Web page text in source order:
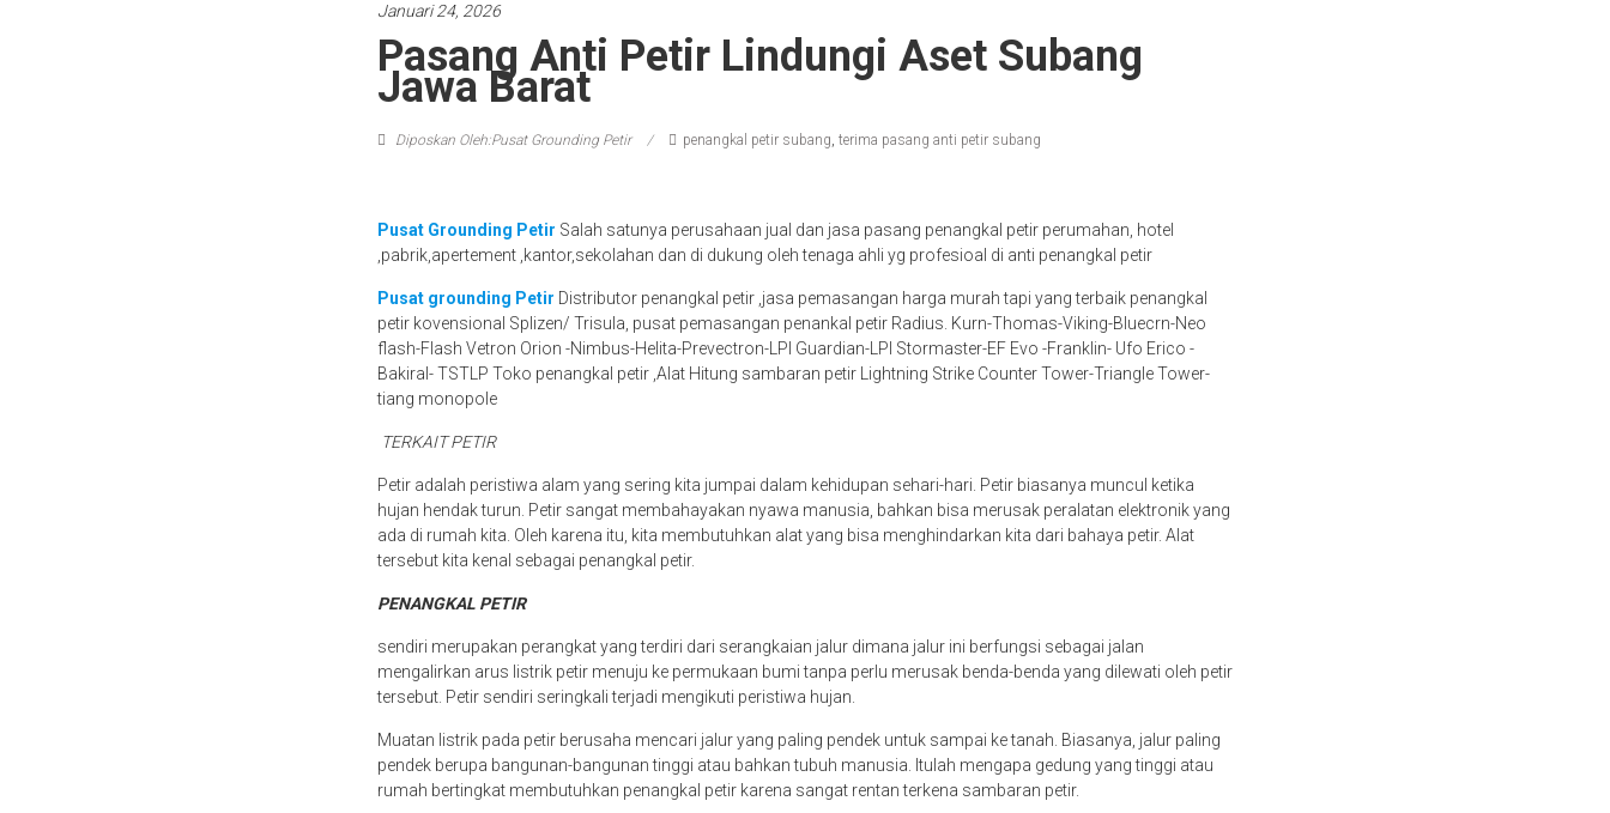
Januari 24, 2026
Pasang Anti Petir Lindungi Aset Subang
Jawa Barat
Diposkan Oleh:Pusat Grounding Petir penangkal petir subang, terima pasang anti petir subang
Pusat Grounding Petir Salah satunya perusahaan jual dan jasa pasang penangkal petir perumahan, hotel
,pabrik,apertement ,kantor,sekolahan dan di dukung oleh tenaga ahli yg profesioal di anti penangkal petir
Pusat grounding Petir Distributor penangkal petir ,jasa pemasangan harga murah tapi yang terbaik penangkal
petir kovensional Splizen/ Trisula, pusat pemasangan penankal petir Radius. Kurn-Thomas-Viking-Bluecrn-Neo
flash-Flash Vetron Orion -Nimbus-Helita-Prevectron-LPI Guardian-LPI Stormaster-EF Evo -Franklin- Ufo Erico -
Bakiral- TSTLP Toko penangkal petir ,Alat Hitung sambaran petir Lightning Strike Counter Tower-Triangle Tower-
tiang monopole
TERKAIT PETIR
Petir adalah peristiwa alam yang sering kita jumpai dalam kehidupan sehari-hari. Petir biasanya muncul ketika
hujan hendak turun. Petir sangat membahayakan nyawa manusia, bahkan bisa merusak peralatan elektronik yang
ada di rumah kita. Oleh karena itu, kita membutuhkan alat yang bisa menghindarkan kita dari bahaya petir. Alat
tersebut kita kenal sebagai penangkal petir.
PENANGKAL PETIR
sendiri merupakan perangkat yang terdiri dari serangkaian jalur dimana jalur ini berfungsi sebagai jalan
mengalirkan arus listrik petir menuju ke permukaan bumi tanpa perlu merusak benda-benda yang dilewati oleh petir
tersebut. Petir sendiri seringkali terjadi mengikuti peristiwa hujan.
Muatan listrik pada petir berusaha mencari jalur yang paling pendek untuk sampai ke tanah. Biasanya, jalur paling
pendek berupa bangunan-bangunan tinggi atau bahkan tubuh manusia. Itulah mengapa gedung yang tinggi atau
rumah bertingkat membutuhkan penangkal petir karena sangat rentan terkena sambaran petir.